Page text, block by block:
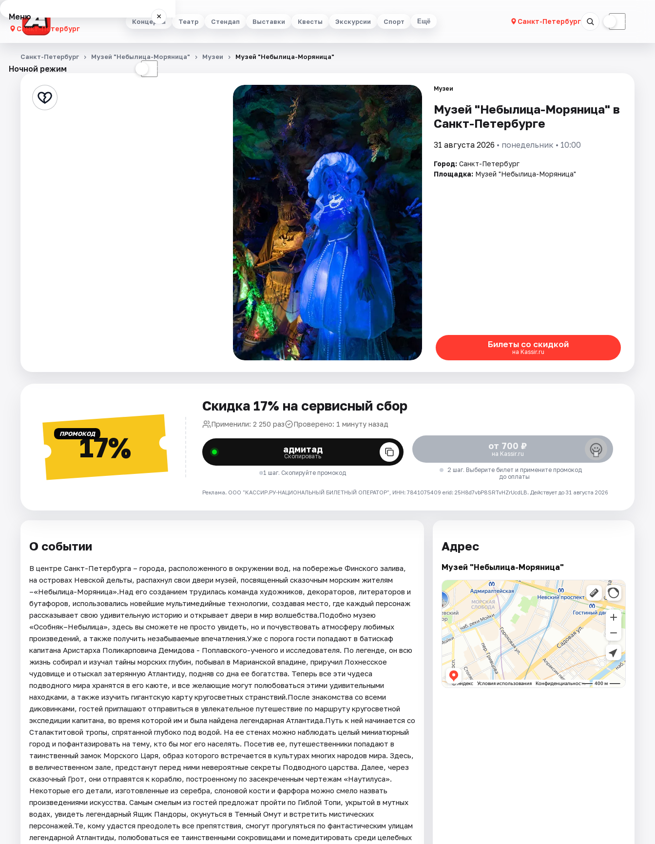
Концерты Театр Стендап Выставки Квесты Экскурсии Спорт Ещё Санкт-Петербург ☾
Меню ×
Санкт-Петербург
Концерты
Стендап
Ночной режим ☾
Санкт-Петербург Музей "Небылица-Моряница" Музеи Музей "Небылица-Моряница"
Музеи
Музей "Небылица-Моряница" в
Санкт-Петербурге
31 августа 2026 • понедельник • 10:00
Город: Санкт-Петербург
Площадка: Музей "Небылица-Моряница"
Билеты со скидкой
на Kassir.ru
ПРОМОКОД17%
Скидка 17% на сервисный сбор
Применили: 2 250 раз Проверено: 1 минуту назад
адмитад
Скопировать
1 шаг. Скопируйте промокод
от 700 ₽
на Kassir.ru
2 шаг. Выберите билет и примените промокод
до оплаты
Реклама. ООО "КАССИР.РУ-НАЦИОНАЛЬНЫЙ БИЛЕТНЫЙ ОПЕРАТОР", ИНН: 7841075409 erid: 25H8d7vbP8SRTvHZrUcdLB. Действует до 31 августа 2026
О событии
В центре Санкт-Петербурга – города, расположенного в окружении вод, на побережье Финского залива,
на островах Невской дельты, распахнул свои двери музей, посвященный сказочным морским жителям
–«Небылица-Моряница».Над его созданием трудилась команда художников, декораторов, литераторов и
бутафоров, использовались новейшие мультимедийные технологии, создавая место, где каждый персонаж
рассказывает свою удивительную историю и открывает двери в мир волшебства.Подобно музею
«Особняк–Небылица», здесь вы сможете не просто увидеть, но и почувствовать атмосферу любимых
произведений, а также получить незабываемые впечатления.Уже с порога гости попадают в батискаф
капитана Аристарха Поликарповича Демидова - Поплавского-ученого и исследователя. По легенде, он всю
жизнь собирал и изучал тайны морских глубин, побывал в Марианской впадине, приручил Лохнесское
чудовище и отыскал затерянную Атлантиду, подняв со дна ее богатства. Теперь все эти чудеса
подводного мира хранятся в его каюте, и все желающие могут полюбоваться этими удивительными
находками, а также изучить гигантскую карту кругосветных странствий.После знакомства со всеми
диковинками, гостей приглашают отправиться в увлекательное путешествие по маршруту кругосветной
экспедиции капитана, во время которой им и была найдена легендарная Атлантида.Путь к ней начинается со
Сталактитовой тропы, спрятанной глубоко под водой. На ее стенах можно наблюдать целый миниатюрный
город и пофантазировать на тему, кто бы мог его населять. Посетив ее, путешественники попадают в
таинственный замок Морского Царя, образ которого встречается в культурах многих народов мира. Здесь,
в величественном зале, предстанут перед ними невероятные секреты Подводного царства. Далее, через
сказочный Грот, они отправятся к кораблю, построенному по засекреченным чертежам «Наутилуса».
Некоторые его детали, изготовленные из серебра, слоновой кости и фарфора можно смело назвать
произведениями искусства. Самым смелым из гостей предложат пройти по Гиблой Топи, укрытой в мутных
водах, увидеть легендарный Ящик Пандоры, окунуться в Темный Омут и встретить мистических
персонажей.Те, кому удастся преодолеть все препятствия, смогут прогуляться по фантастическим улицам
легендарной Атлантиды, полюбоваться ее таинственными сокровищами и помедитировать среди целебных
Адрес
Музей "Небылица-Моряница"